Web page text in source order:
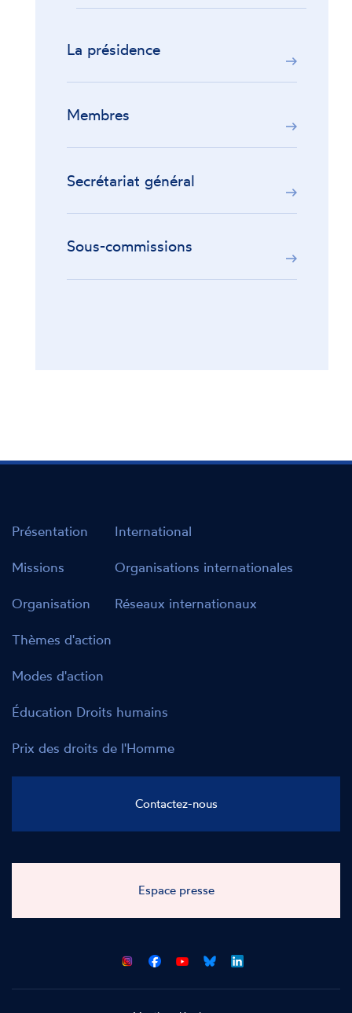
La présidence
Membres
Secrétariat général
Sous-commissions
Présentation
Missions
Organisation
Thèmes d'action
Modes d'action
International
Organisations internationales
Réseaux internationaux
Éducation Droits humains
Prix des droits de l'Homme
Contactez-nous
Espace presse
CNCDHCNCDHCNCDHCNCDH